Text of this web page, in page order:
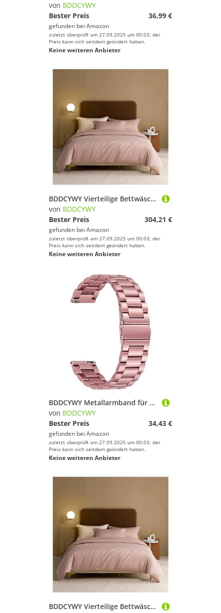
von BDDCYWY
Bester Preis
36,99 €
gefunden bei Amazon
zuletzt überprüft am 27.09.2025 um 00:03; der
Preis kann sich seitdem geändert haben.
Keine weiteren Anbieter
BDDCYWY Vierteilige Bettwäschesetbett Vier Stücke Set, graulila, Feste Farbbettbedeckungsbett/ausgestattete Blechkissen Kissen King Luxus weich 1000 tc Baumwollbett
von BDDCYWY
Bester Preis
304,21 €
gefunden bei Amazon
zuletzt überprüft am 27.09.2025 um 00:03; der
Preis kann sich seitdem geändert haben.
Keine weiteren Anbieter
BDDCYWY Metallarmband für Herren und Damen, Smartwatchband für Armbanduhr mit Schnellstart
von BDDCYWY
Bester Preis
34,43 €
gefunden bei Amazon
zuletzt überprüft am 27.09.2025 um 00:03; der
Preis kann sich seitdem geändert haben.
Keine weiteren Anbieter
BDDCYWY Vierteilige Bettwäschesetbett Vier Stücke Set, graulila, Feste Farbbettbedeckungsbett/ausgestattete Blechkissen Kissen King Luxus weich 1000 tc Baumwollbett